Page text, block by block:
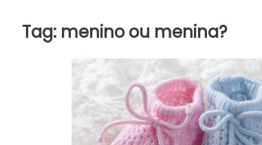
Tag: menino ou menina?